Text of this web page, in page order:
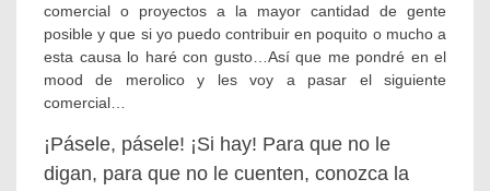
comercial o proyectos a la mayor cantidad de gente
posible y que si yo puedo contribuir en poquito o mucho a
esta causa lo haré con gusto…Así que me pondré en el
mood de merolico y les voy a pasar el siguiente
comercial…
¡Pásele, pásele! ¡Si hay! Para que no le
digan, para que no le cuenten, conozca la